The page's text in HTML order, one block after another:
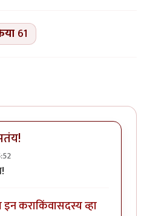
61
इन कराकिंवासदस्य व्हा